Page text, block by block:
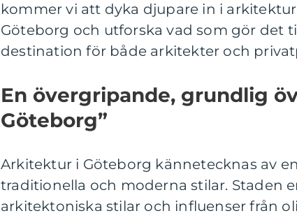
kommer vi att dyka djupare in i
Göteborg och utforska vad som gör det
destination för både arkitekter och
En övergripande, grundlig
Göteborg”
Arkitektur i Göteborg kännetecknas av
traditionella och moderna stilar. Staden
arkitektoniska stilar och influenser från